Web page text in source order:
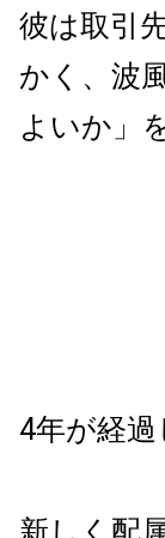
彼は取引
かく、波
よいか」
4年が経
新しく配